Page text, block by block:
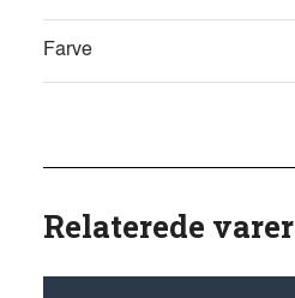
Farve
Relaterede varer